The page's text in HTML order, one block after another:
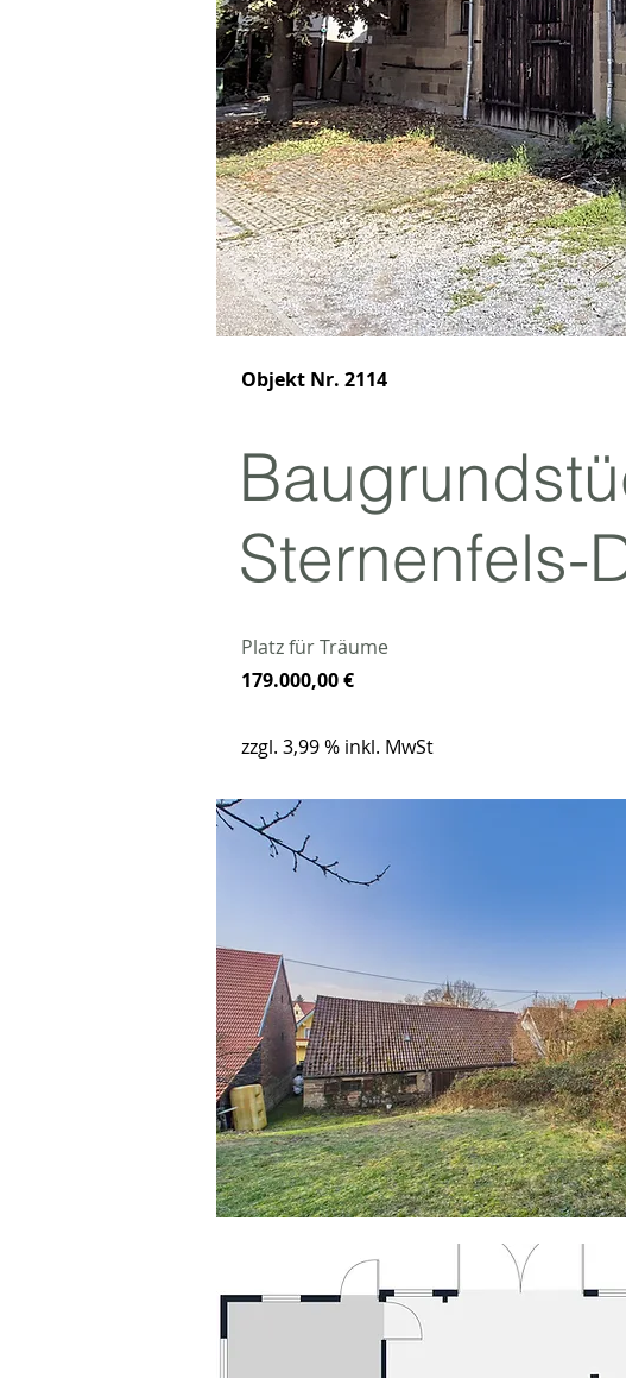
Objekt Nr. 2114
Sternenfels-
Platz für Träume
179.000,00 €
zzgl. 3,99 % inkl. MwSt